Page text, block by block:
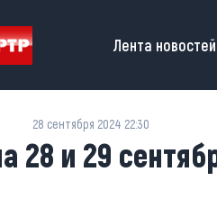
Main navigation
Лента новостей
28 сентября 2024 22:30
28 и 29